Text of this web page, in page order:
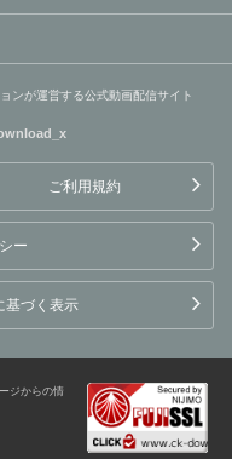
ンが運営する公式動画配信サイト
ご利用規約
ー
基づく表示
ジからの情